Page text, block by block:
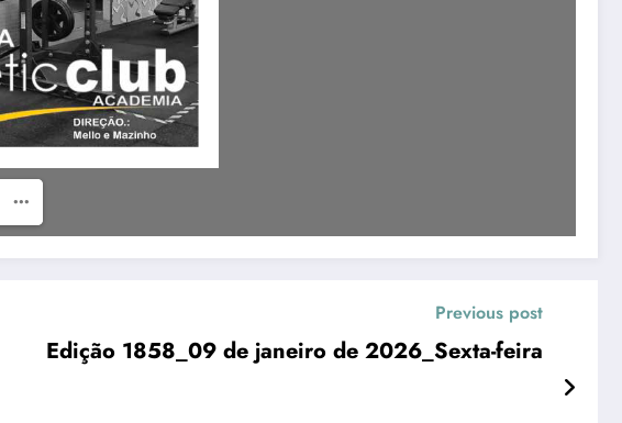
Previous post
Edição 1858_09 de janeiro de 2026_Sexta-feira